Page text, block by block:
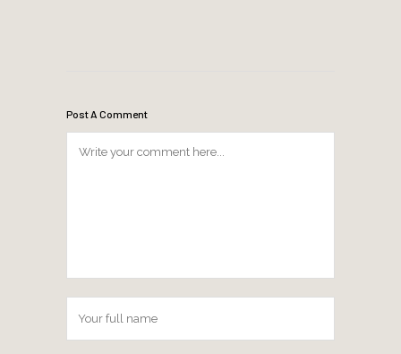
Post A Comment